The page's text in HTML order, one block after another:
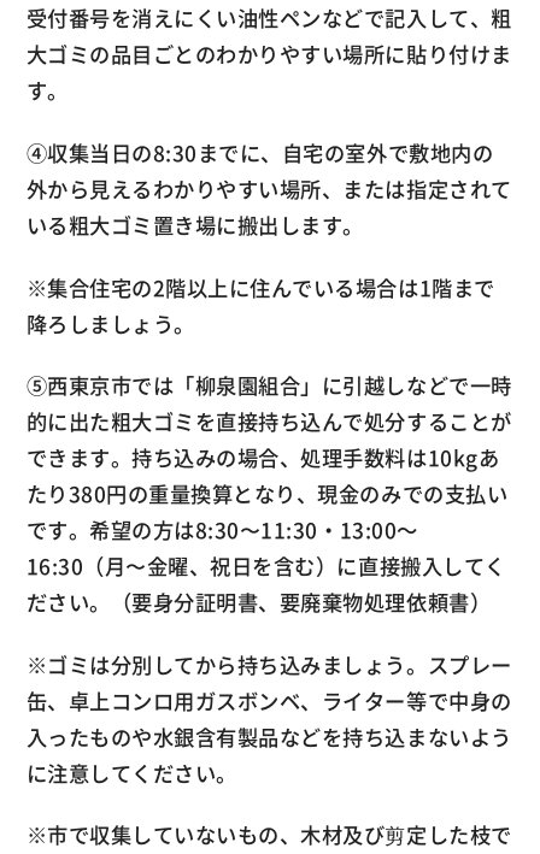
受付番号を消えにくい油性ペンなどで記入して、粗
大ゴミの品目ごとのわかりやすい場所に貼り付けま
す。
④収集当日の8:30までに、自宅の室外で敷地内の
外から見えるわかりやすい場所、または指定されて
いる粗大ゴミ置き場に搬出します。
※集合住宅の2階以上に住んでいる場合は1階まで
降ろしましょう。
⑤西東京市では「柳泉園組合」に引越しなどで一時
的に出た粗大ゴミを直接持ち込んで処分することが
できます。持ち込みの場合、処理手数料は10kgあ
たり380円の重量換算となり、現金のみでの支払い
です。希望の方は8:30〜11:30・13:00～
16:30（月〜金曜、祝日を含む）に直接搬入してく
ださい。（要身分証明書、要廃棄物処理依頼書）
※ゴミは分別してから持ち込みましょう。スプレー
缶、卓上コンロ用ガスボンベ、ライター等で中身の
入ったものや水銀含有製品などを持ち込まないよう
に注意してください。
※市で収集していないもの、木材及び剪定した枝で